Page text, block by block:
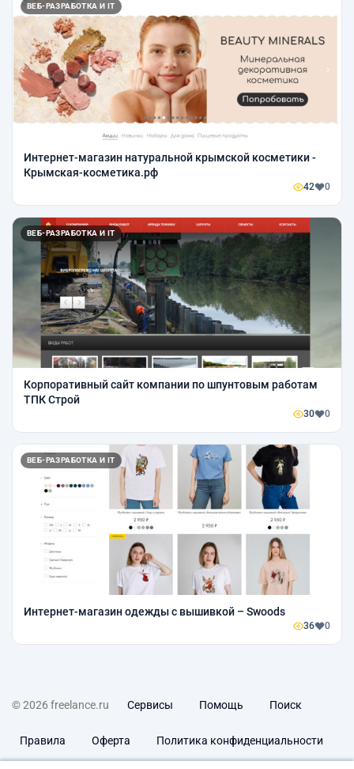
ВЕБ-РАЗРАБОТКА И IT
Интернет-магазин натуральной крымской косметики -
Крымская-косметика.рф
42 0
ВЕБ-РАЗРАБОТКА И IT
Корпоративный сайт компании по шпунтовым работам
ТПК Строй
30 0
ВЕБ-РАЗРАБОТКА И IT
Интернет-магазин одежды с вышивкой – Swoods
36 0
© 2026 freelance.ru Сервисы Помощь Поиск
Правила Оферта Политика конфиденциальности